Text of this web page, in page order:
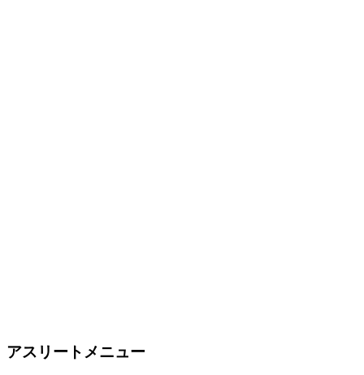
アスリートメニュー